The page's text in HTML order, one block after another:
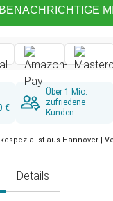
BENACHRICHTIGE
€
Über 1 Mio.
zufriedene
Kunden
aus Hannover |
Details